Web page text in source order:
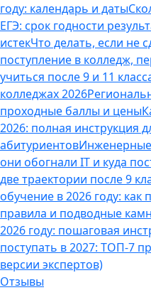
году: календарь и даты
ЕГЭ: срок годности
истекЧто делать, если не
поступление в колледж,
учиться после 9 и 11
колледжах 2026
проходные баллы и цены
2026: полная инструкция
абитуриентов
они обогнали IT и куда
две траектории после 9
обучение в 2026 году: как
правила и подводные
2026 году: пошаговая
поступать в 2027: ТОП-7
версии экспертов)
Отзывы